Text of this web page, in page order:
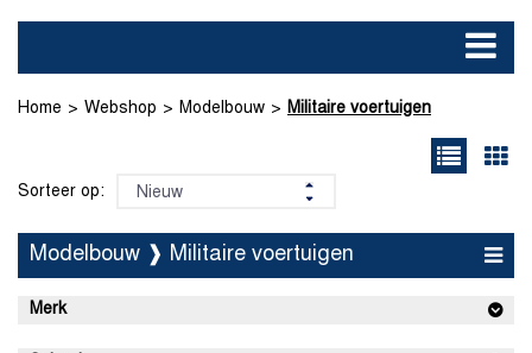
Home Webshop Modelbouw Militaire voertuigen
Sorteer op:
Modelbouw ❱ Militaire voertuigen
Merk